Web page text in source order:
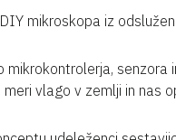
mikroskopa iz
mikrokontrolerja,
meri vlago v zemlji in nas